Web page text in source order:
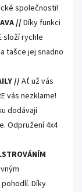
společnosti!
//Díky funkci
složí rychle
tašce jej snadno
//Ať už vás
vás nezklame!
dodávají
Odpružení 4x4
Díky